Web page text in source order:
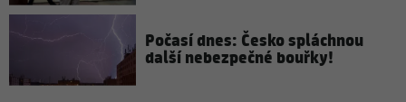
Počasí dnes: Česko spláchnou
další nebezpečné bouřky!